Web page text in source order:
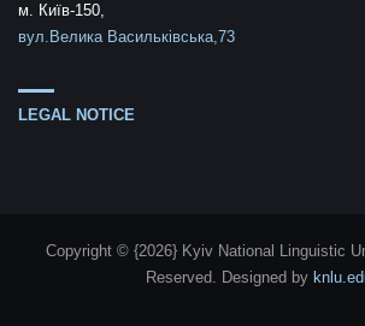
м. Київ-150,
вул.Велика Васильківська,73
LEGAL NOTICE
Copyright © {2026} Kyiv National Linguistic
Reserved. Designed by